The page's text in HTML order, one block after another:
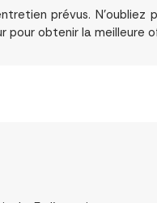
prévus. N’oubliez
pour obtenir la meilleure